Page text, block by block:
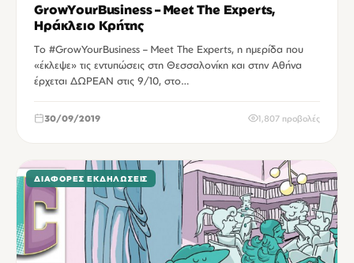
GrowYourBusiness – Meet The Experts,
Ηράκλειο Κρήτης
Tο #GrowYourBusiness – Meet The Experts, η ημερίδα που
«έκλεψε» τις εντυπώσεις στη Θεσσαλονίκη και στην Αθήνα
έρχεται ΔΩΡΕΑΝ στις 9/10, στο…
30/09/2019 1,807 προβολές
ΔΙΆΦΟΡΕΣ ΕΚΔΗΛΏΣΕΙΣ